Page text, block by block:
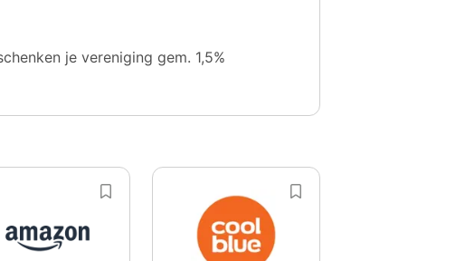
je vereniging gem. 1,5%